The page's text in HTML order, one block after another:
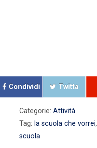
Condividi Twitta
Categorie: Attività
Tag: la scuola che vorrei,
scuola